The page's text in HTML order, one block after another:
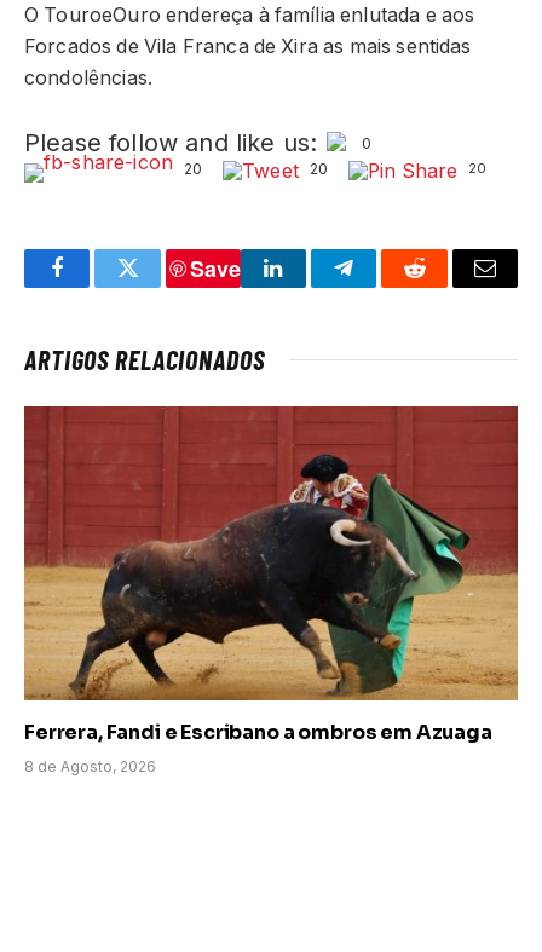
O TouroeOuro endereça à família enlutada e aos
Forcados de Vila Franca de Xira as mais sentidas
condolências.
Please follow and like us:
0
20
20 20
FacebookTwitter
Save
LinkedInTelegramReddit Email
ARTIGOS RELACIONADOS
Ferrera, Fandi e Escribano a ombros em Azuaga
8 de Agosto, 2026